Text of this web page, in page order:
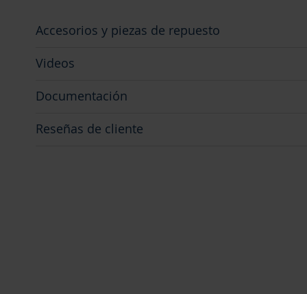
Accesorios y piezas de repuesto
Videos
Documentación
Reseñas de cliente